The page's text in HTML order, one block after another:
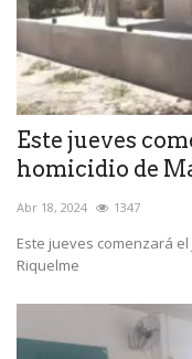
Este jueves
homicidio de
Abr 18, 2024 1347
Este jueves comenzará
Riquelme